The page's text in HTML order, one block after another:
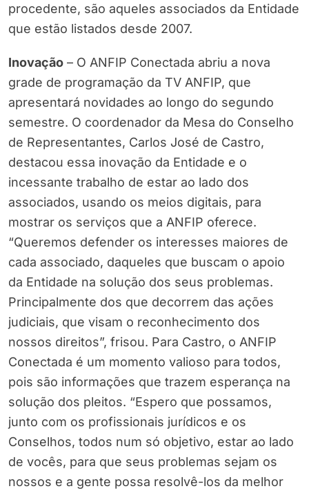
procedente, são aqueles associados da Entidade
que estão listados desde 2007.
Inovação – O ANFIP Conectada abriu a nova
grade de programação da TV ANFIP, que
apresentará novidades ao longo do segundo
semestre. O coordenador da Mesa do Conselho
de Representantes, Carlos José de Castro,
destacou essa inovação da Entidade e o
incessante trabalho de estar ao lado dos
associados, usando os meios digitais, para
mostrar os serviços que a ANFIP oferece.
“Queremos defender os interesses maiores de
cada associado, daqueles que buscam o apoio
da Entidade na solução dos seus problemas.
Principalmente dos que decorrem das ações
judiciais, que visam o reconhecimento dos
nossos direitos”, frisou. Para Castro, o ANFIP
Conectada é um momento valioso para todos,
pois são informações que trazem esperança na
solução dos pleitos. “Espero que possamos,
junto com os profissionais jurídicos e os
Conselhos, todos num só objetivo, estar ao lado
de vocês, para que seus problemas sejam os
nossos e a gente possa resolvê-los da melhor